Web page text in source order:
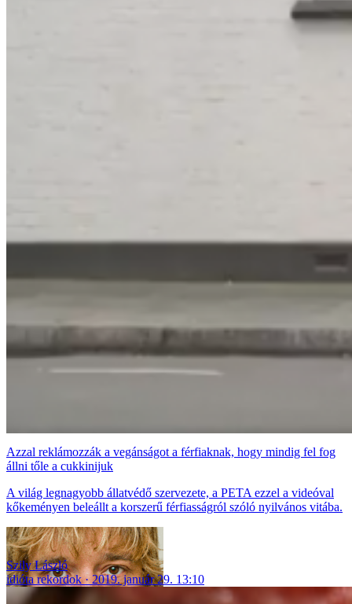
Azzal reklámozzák a vegánságot a férfiaknak, hogy mindig fel fog
állni tőle a cukkinijuk
A világ legnagyobb állatvédő szervezete, a PETA ezzel a videóval
kőkeményen beleállt a korszerű férfiasságról szóló nyilvános vitába.
Szily László
idióta rekordok
2019. január 29. 13:10